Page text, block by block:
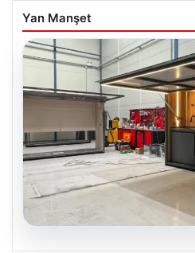
Yan Manşet